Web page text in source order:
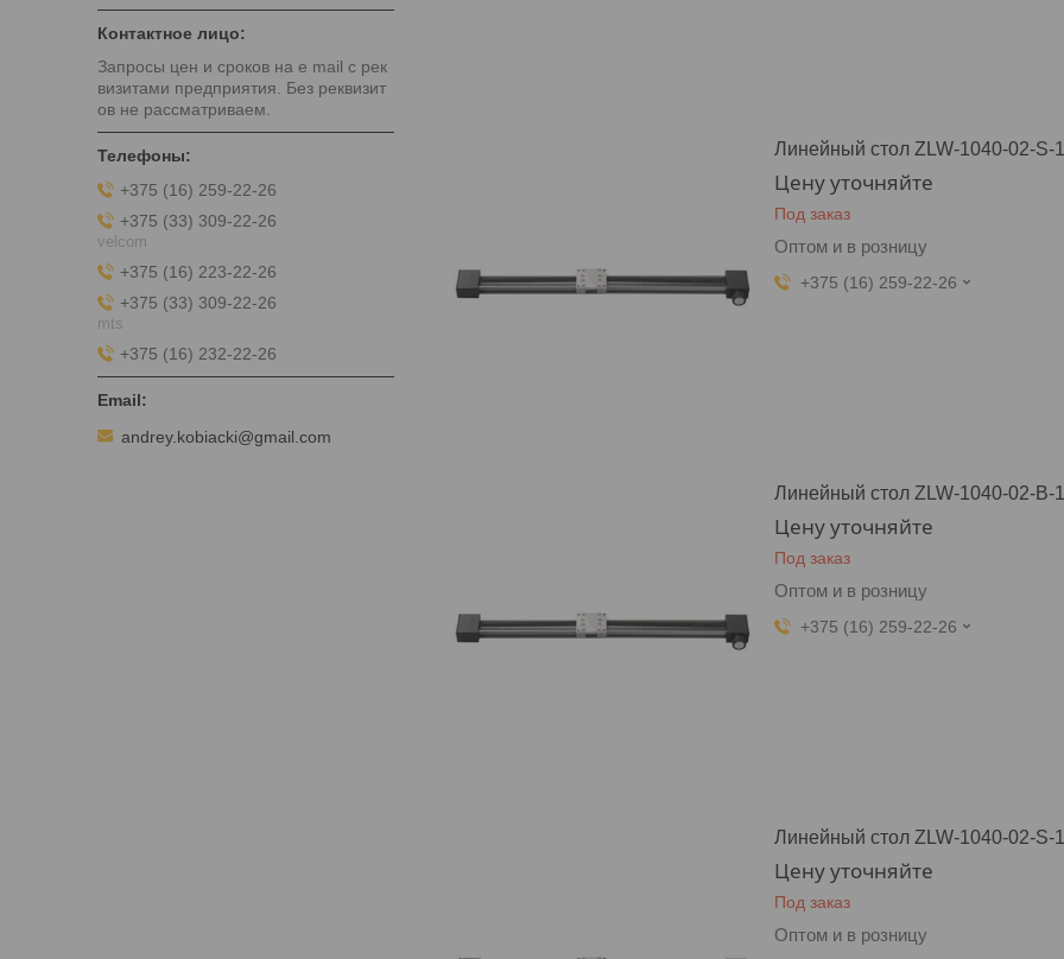
Линейный стол ZLW-1040-02-S-
Цену уточняйте
Под заказ
Оптом и в розницу
+375 (16) 259-22-26
Линейный стол ZLW-1040-02-B-
Цену уточняйте
Под заказ
Оптом и в розницу
+375 (16) 259-22-26
Линейный стол ZLW-1040-02-S-
Цену уточняйте
Под заказ
Оптом и в розницу
Запросы цен и сроков на e mail с рек
визитами предприятия. Без реквизит
ов не рассматриваем.
+375 (16) 259-22-26
+375 (33) 309-22-26
velcom
+375 (16) 223-22-26
+375 (33) 309-22-26
mts
+375 (16) 232-22-26
andrey.kobiacki@gmail.com